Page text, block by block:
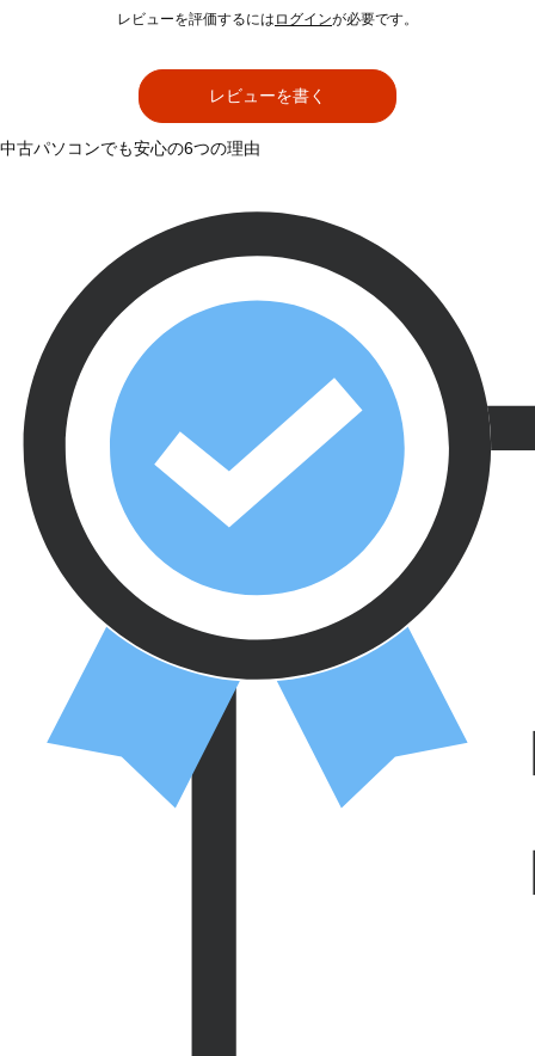
レビューを評価するには ログインが必要です。
レビューを書く
中古パソコンでも安心の6つの理由